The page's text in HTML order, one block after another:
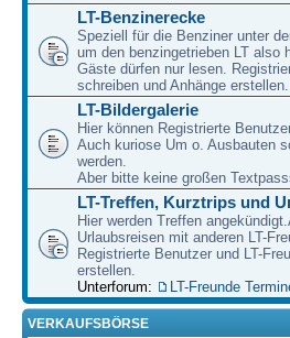
LT-Benzinerecke
Speziell für die Benziner unter
um den benzingetrieben LT also
Gäste dürfen nur lesen.
schreiben und Anhänge erstellen.
LT-Bildergalerie
Hier können Registrierte
Auch kuriose Um o. Ausbauten
werden.
Aber bitte keine großen
LT-Treffen, Kurztrips und
Hier werden Treffen
Urlaubsreisen mit anderen LT-
Registrierte Benutzer und LT-
erstellen.
Unterforum:
LT-Freunde
VERKAUFSBÖRSE